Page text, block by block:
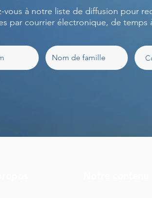
vous à notre liste de diffusion pour
par courrier électronique, de temps